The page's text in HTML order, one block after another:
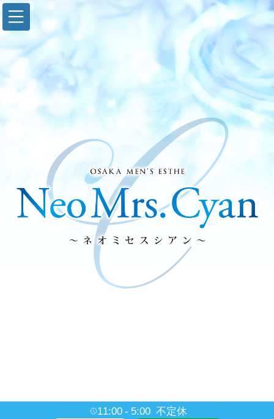
11:00 5:00 不定休